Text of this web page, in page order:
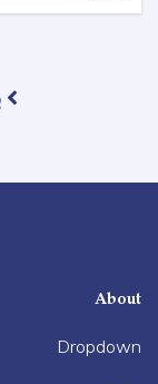
About
Dropdown